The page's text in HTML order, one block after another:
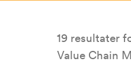
19 resultater
Value Chain